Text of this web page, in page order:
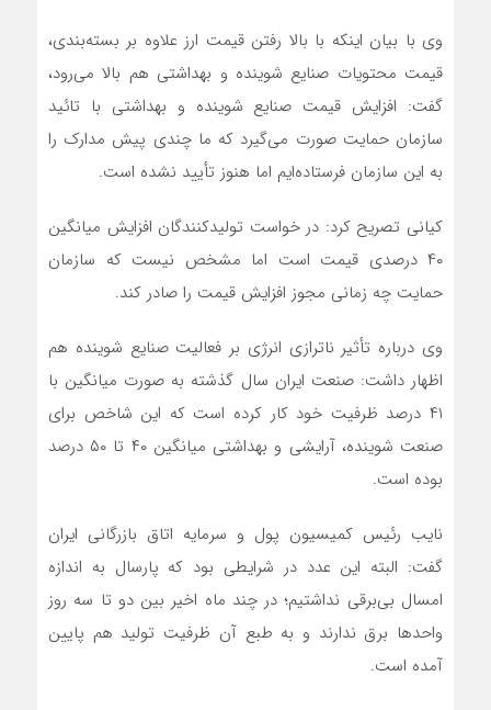
وی با بیان اینکه با بالا رفتن قیمت ارز علاوه بر بسته‌بندی،
قیمت محتویات صنایع شوینده و بهداشتی هم بالا می‌رود،
گفت: افزایش قیمت صنایع شوینده و بهداشتی با تائید
سازمان حمایت صورت می‌گیرد که ما چندی پیش مدارک را
به این سازمان فرستاده‌ایم اما هنوز تأیید نشده است.
کیانی تصریح کرد: در خواست تولیدکنندگان افزایش میانگین
۴۰ درصدی قیمت است اما مشخص نیست که سازمان
حمایت چه زمانی مجوز افزایش قیمت را صادر کند.
وی درباره تأثیر ناترازی انرژی بر فعالیت صنایع شوینده هم
اظهار داشت: صنعت ایران سال گذشته به صورت میانگین با
۴۱ درصد ظرفیت خود کار کرده است که این شاخص برای
صنعت شوینده، آرایشی و بهداشتی میانگین ۴۰ تا ۵۰ درصد
بوده است.
نایب رئیس کمیسیون پول و سرمایه اتاق بازرگانی ایران
گفت: البته این عدد در شرایطی بود که پارسال به اندازه
امسال بی‌برقی نداشتیم؛ در چند ماه اخیر بین دو تا سه روز
واحدها برق ندارند و به طبع آن ظرفیت تولید هم پایین
آمده است.